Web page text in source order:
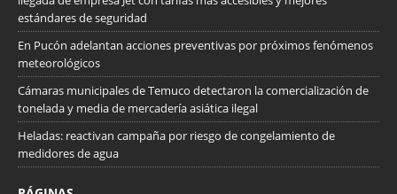
estándares de seguridad
En Pucón adelantan acciones preventivas por próximos fenómenos
meteorológicos
Cámaras municipales de Temuco detectaron la comercialización de
tonelada y media de mercadería asiática ilegal
Heladas: reactivan campaña por riesgo de congelamiento de
medidores de agua